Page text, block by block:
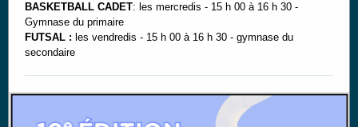
BASKETBALL CADET: les mercredis - 15 h 00 à 16 h 30 -
Gymnase du primaire
FUTSAL : les vendredis - 15 h 00 à 16 h 30 - gymnase du
secondaire